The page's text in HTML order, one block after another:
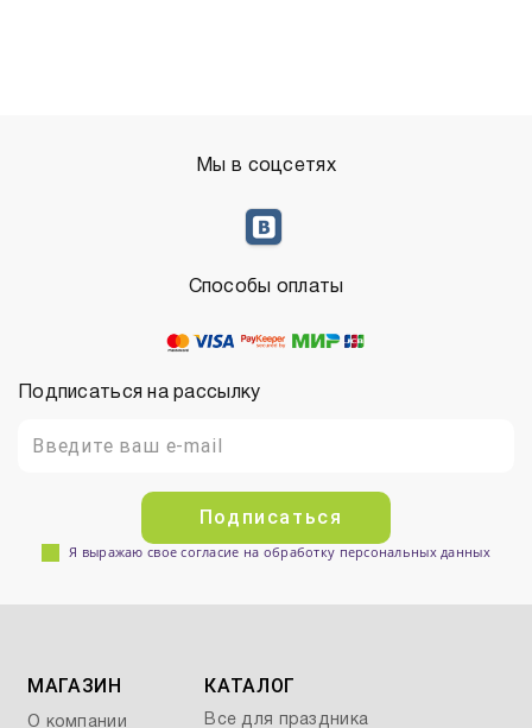
Мы в соцсетях
Подписаться на рассылку
Подписаться
Я выражаю свое согласие на обработку персональных данных
Способы оплаты
МАГАЗИН
О компании
КАТАЛОГ
Все для праздника